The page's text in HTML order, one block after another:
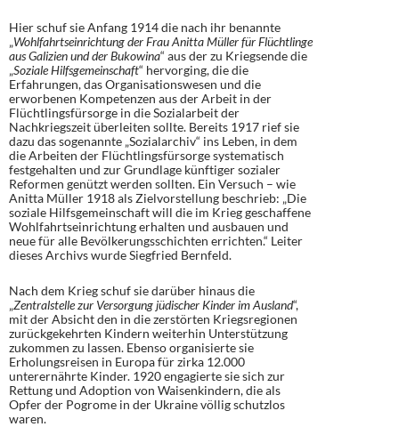
Hier schuf sie Anfang 1914 die nach ihr benannte
„Wohlfahrtseinrichtung der Frau Anitta Müller für Flüchtlinge
aus Galizien und der Bukowina“ aus der zu Kriegsende die
„Soziale Hilfsgemeinschaft“ hervorging, die die
Erfahrungen, das Organisationswesen und die
erworbenen Kompetenzen aus der Arbeit in der
Flüchtlingsfürsorge in die Sozialarbeit der
Nachkriegszeit überleiten sollte. Bereits 1917 rief sie
dazu das sogenannte „Sozialarchiv“ ins Leben, in dem
die Arbeiten der Flüchtlingsfürsorge systematisch
festgehalten und zur Grundlage künftiger sozialer
Reformen genützt werden sollten. Ein Versuch – wie
Anitta Müller 1918 als Zielvorstellung beschrieb: „Die
soziale Hilfsgemeinschaft will die im Krieg geschaffene
Wohlfahrtseinrichtung erhalten und ausbauen und
neue für alle Bevölkerungsschichten errichten.“ Leiter
dieses Archivs wurde Siegfried Bernfeld.
Nach dem Krieg schuf sie darüber hinaus die
„Zentralstelle zur Versorgung jüdischer Kinder im Ausland“,
mit der Absicht den in die zerstörten Kriegsregionen
zurückgekehrten Kindern weiterhin Unterstützung
zukommen zu lassen. Ebenso organisierte sie
Erholungsreisen in Europa für zirka 12.000
unterernährte Kinder. 1920 engagierte sie sich zur
Rettung und Adoption von Waisenkindern, die als
Opfer der Pogrome in der Ukraine völlig schutzlos
waren.